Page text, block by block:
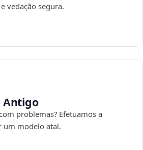
vedação segura.
Antigo
problemas? Efetuamos a
um modelo atal.